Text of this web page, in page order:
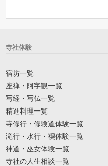
寺社体験
宿坊一覧
座禅・阿字観一覧
写経・写仏一覧
精進料理一覧
寺修行・修験道体験一覧
滝行・水行・禊体験一覧
神道・巫女体験一覧
寺社の人生相談一覧